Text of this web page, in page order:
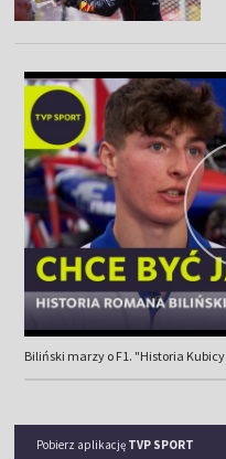
Biliński marzy o F1. "Historia
Pobierz aplikację TVP SPORT